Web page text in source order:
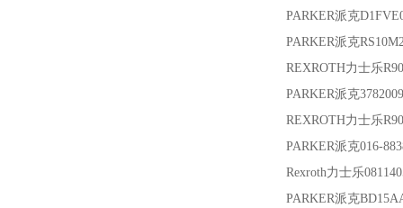
PARKER派克
PARKER派克
REXROTH力士乐
PARKER派克
REXROTH力士乐
PARKER派克016-
Rexroth力士乐
PARKER派克